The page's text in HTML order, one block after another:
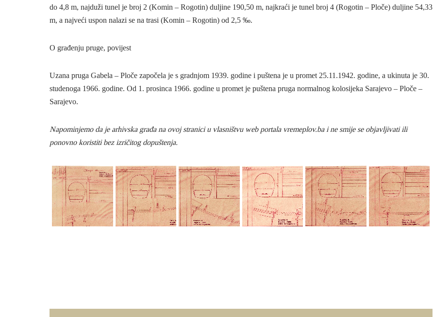
do 4,8 m, najduži tunel je broj 2 (Komin – Rogotin) duljine 190,50 m, najkraći je tunel broj 4 (Rogotin – Ploče) duljine 54,33
m, a najveći uspon nalazi se na trasi (Komin – Rogotin) od 2,5 ‰.
O građenju pruge, povijest
Uzana pruga Gabela – Ploče započela je s gradnjom 1939. godine i puštena je u promet 25.11.1942. godine, a ukinuta je 30.
studenoga 1966. godine. Od 1. prosinca 1966. godine u promet je puštena pruga normalnog kolosijeka Sarajevo – Ploče –
Sarajevo.
Napominjemo da je arhivska građa na ovoj stranici u vlasništvu web portala vremeplov.ba i ne smije se objavljivati ili
ponovno koristiti bez izričitog dopuštenja.